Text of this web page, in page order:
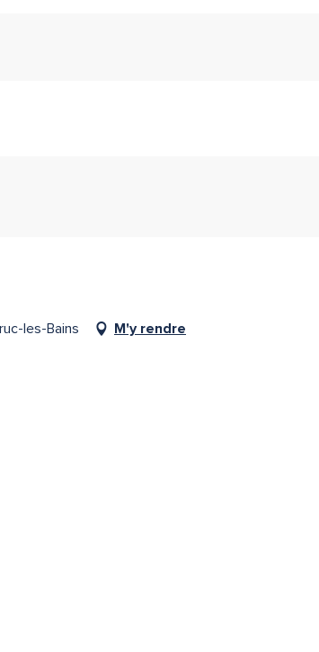
les-Bains M'y rendre